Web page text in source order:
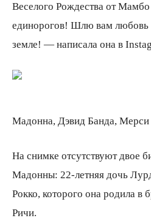
Веселого Рождества от
единорогов! Шлю вам любовь
земле! — написала она в
Мадонна, Дэвид Банда,
На снимке отсутствуют двое
Мадонны: 22-летняя дочь
Рокко, которого она родила в
Ричи.